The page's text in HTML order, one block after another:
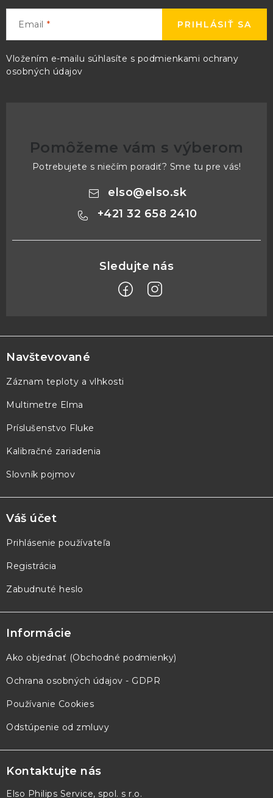
Email
Vložením e-mailu súhlasíte s podmienkami ochrany
osobných údajov
PRIHLÁSIŤ SA
Pomôžeme vám s výberom
Potrebujete s niečím poradiť? Sme tu pre vás!
elso@elso.sk
+421 32 658 2410
á
p
ä
e
Navštevované
Záznam teploty a vlhkosti
Multimetre Elma
Príslušenstvo Fluke
Kalibračné zariadenia
Slovník pojmov
Váš účet
Prihlásenie používateľa
Registrácia
Zabudnuté heslo
Informácie
Ako objednať (Obchodné podmienky)
Ochrana osobných údajov - GDPR
Používanie Cookies
Odstúpenie od zmluvy
Kontaktujte nás
Elso Philips Service, spol. s r.o.